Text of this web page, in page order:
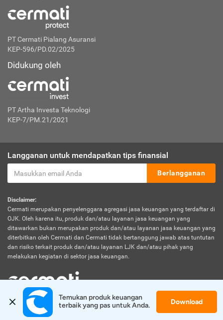
PT Cermati Pialang Asuransi
KEP-596/PD.02/2025
Didukung oleh
PT Artha Investa Teknologi
KEP-7/PM.21/2021
Langganan untuk mendapatkan tips finansial
Berlangganan
Disclaimer:
Cermati merupakan penyelenggara agregasi jasa keuangan yang terdaftar di
OJK. Oleh karena itu, produk dan/atau layanan jasa keuangan yang
ditawarkan bukan merupakan produk dan/atau layanan jasa keuangan yang
diterbitkan oleh Cermati dan Cermati tidak bertanggung jawab atas tuntutan
dan risiko terkait produk dan/atau layanan LJK dan/atau pihak yang
melakukan kegiatan di sektor jasa keuangan.
© 2026 Cermati. All Rights Reserved.
Temukan produk keuangan
terbaik yang pas untuk Anda.
Download